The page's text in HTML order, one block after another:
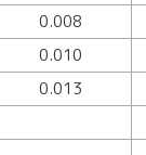
0.008
0.010
0.013